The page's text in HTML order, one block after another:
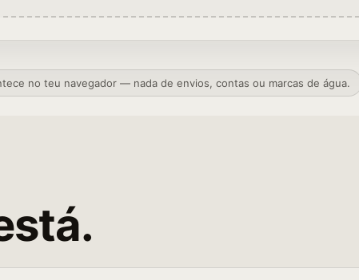
no teu navegador — nada de envios, contas ou marcas de água.